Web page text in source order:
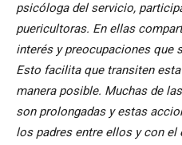
psicóloga del servicio,
puericultoras. En ellas
interés y preocupaciones que
Esto facilita que transiten
manera posible. Muchas de
son prolongadas y estas
los padres entre ellos y con el